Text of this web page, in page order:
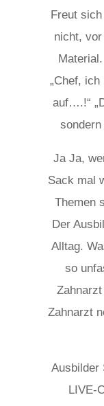
Freut
nicht,
„Chef,
auf….!“
sondern
Ja Ja,
Sack mal
Themen
Der
Alltag.
so
Zahnarzt
Ausbilder
LIVE-